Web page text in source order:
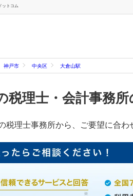
ットコム
神戸市 中央区 大倉山駅
税理士・会計事務所
税理士事務所から、ご要望に合わ